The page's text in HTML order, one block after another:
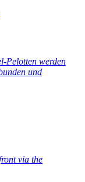
Pelotten werden
und
via the